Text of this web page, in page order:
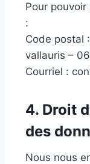
Pour
:
Code postal
vallauris –
Courriel :
4. Droit
des
Nous nous